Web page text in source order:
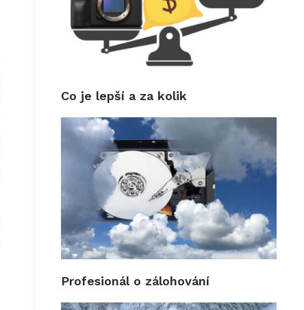
Co je lepší a za kolik
Profesionál o zálohování